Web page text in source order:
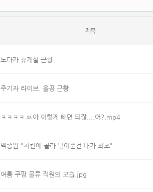
제목
노다가 휴게실 근황
주기자 라이브. 올공 근황
ㅋㅋㅋㅋ ㅄ아 이렇게 빼면 되잖....어?.mp4
백종원 "치킨에 콜라 넣어준건 내가 최초"
여름 쿠팡 물류 직원의 모습.jpg